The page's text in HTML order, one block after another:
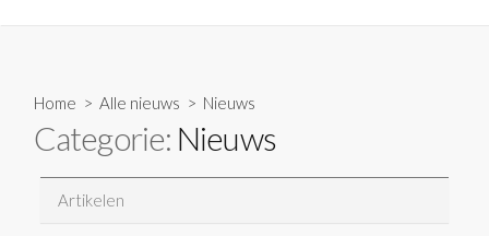
Home > Alle nieuws > Nieuws
Categorie: Nieuws
Artikelen